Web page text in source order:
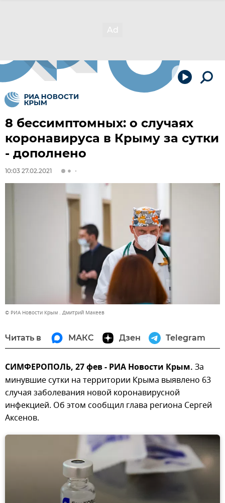
8 бессимптомных: о случаях
коронавируса в Крыму за сутки
- дополнено
10:03 27.02.2021
© РИА Новости Крым . Дмитрий Макеев
Читать в МАКС Дзен Telegram
СИМФЕРОПОЛЬ, 27 фев - РИА Новости Крым. За
минувшие сутки на территории Крыма выявлено 63
случая заболевания новой коронавирусной
инфекцией. Об этом сообщил глава региона Сергей
Аксенов.